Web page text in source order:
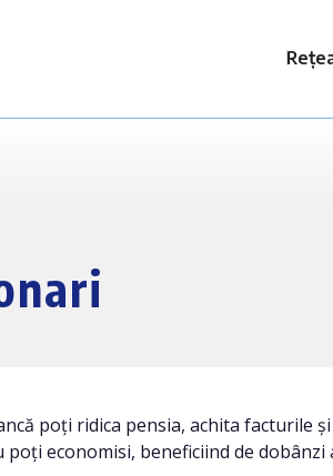
poți ridica pensia, achita facturile
economisi, beneficiind de dobânzi